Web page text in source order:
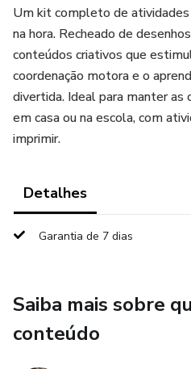
Um kit completo de
na hora. Recheado de
conteúdos criativos que
coordenação motora e o
divertida. Ideal para manter as
em casa ou na escola, com
imprimir.
Detalhes
Garantia de 7 dias
Saiba mais sobre
conteúdo